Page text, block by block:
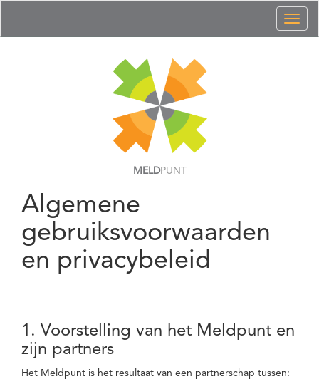
MELDPUNT
Algemene
gebruiksvoorwaarden
en privacybeleid
1. Voorstelling van het Meldpunt en
zijn partners
Het Meldpunt is het resultaat van een partnerschap tussen: